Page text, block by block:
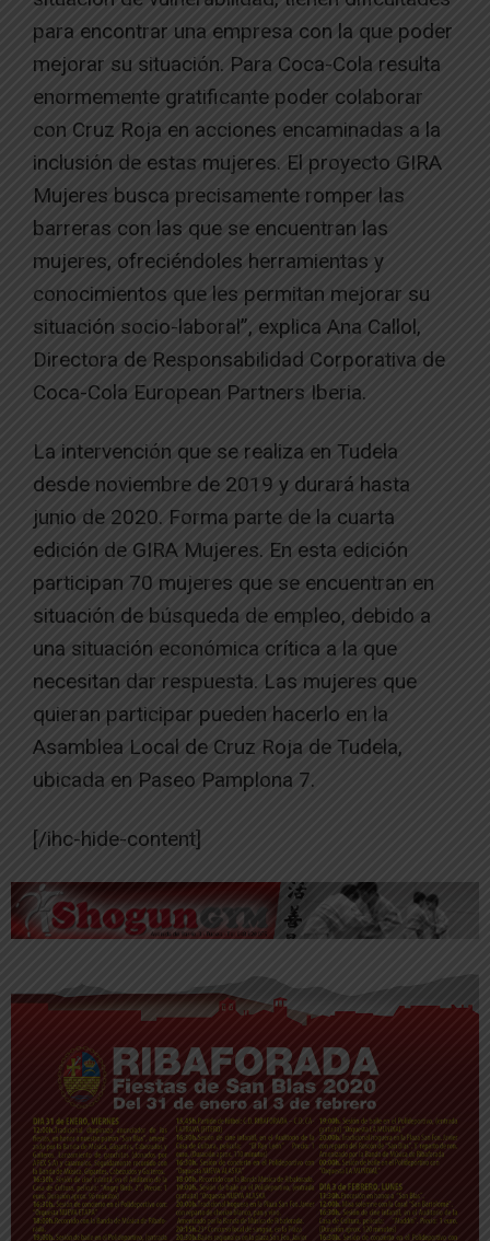
para encontrar una empresa con la que poder
mejorar su situación. Para Coca-Cola resulta
enormemente gratificante poder colaborar
con Cruz Roja en acciones encaminadas a la
inclusión de estas mujeres. El proyecto GIRA
Mujeres busca precisamente romper las
barreras con las que se encuentran las
mujeres, ofreciéndoles herramientas y
conocimientos que les permitan mejorar su
situación socio-laboral”, explica Ana Callol,
Directora de Responsabilidad Corporativa de
Coca-Cola European Partners Iberia.
La intervención que se realiza en Tudela
desde noviembre de 2019 y durará hasta
junio de 2020. Forma parte de la cuarta
edición de GIRA Mujeres. En esta edición
participan 70 mujeres que se encuentran en
situación de búsqueda de empleo, debido a
una situación económica crítica a la que
necesitan dar respuesta. Las mujeres que
quieran participar pueden hacerlo en la
Asamblea Local de Cruz Roja de Tudela,
ubicada en Paseo Pamplona 7.
[/ihc-hide-content]